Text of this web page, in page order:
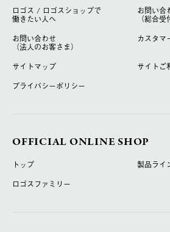
ロゴス / ロゴスショップで
働きたい人へ
お問い合
（総合受
お問い合わせ
（法人のお客さま）
カスタマ
サイトマップ
サイトご
プライバシーポリシー
OFFICIAL ONLINE SHOP
トップ
製品ライ
ロゴスファミリー